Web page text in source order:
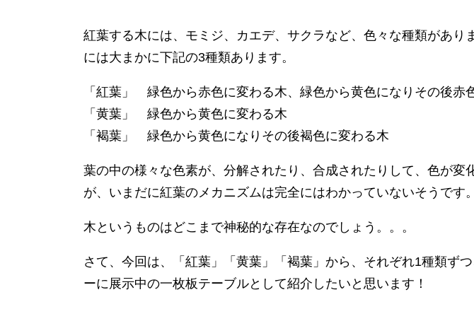
紅葉する木には、モミジ、カエデ、サクラなど、色々な種類があり
には大まかに下記の3種類あります。
「紅葉」 緑色から赤色に変わる木、緑色から黄色になりその後赤
「黄葉」 緑色から黄色に変わる木
「褐葉」 緑色から黄色になりその後褐色に変わる木
葉の中の様々な色素が、分解されたり、合成されたりして、色が変
が、いまだに紅葉のメカニズムは完全にはわかっていないそうです。
木というものはどこまで神秘的な存在なのでしょう。。。
さて、今回は、「紅葉」「黄葉」「褐葉」から、それぞれ1種類ず
ーに展示中の一枚板テーブルとして紹介したいと思います！